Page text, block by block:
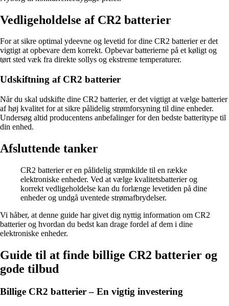
Vedligeholdelse af CR2 batterier
For at sikre optimal ydeevne og levetid for dine CR2 batterier er det
vigtigt at opbevare dem korrekt. Opbevar batterierne på et køligt og
tørt sted væk fra direkte sollys og ekstreme temperaturer.
Udskiftning af CR2 batterier
Når du skal udskifte dine CR2 batterier, er det vigtigt at vælge batterier
af høj kvalitet for at sikre pålidelig strømforsyning til dine enheder.
Undersøg altid producentens anbefalinger for den bedste batteritype til
din enhed.
Afsluttende tanker
CR2 batterier er en pålidelig strømkilde til en række
elektroniske enheder. Ved at vælge kvalitetsbatterier og
korrekt vedligeholdelse kan du forlænge levetiden på dine
enheder og undgå uventede strømafbrydelser.
Vi håber, at denne guide har givet dig nyttig information om CR2
batterier og hvordan du bedst kan drage fordel af dem i dine
elektroniske enheder.
Guide til at finde billige CR2 batterier og
gode tilbud
Billige CR2 batterier – En vigtig investering